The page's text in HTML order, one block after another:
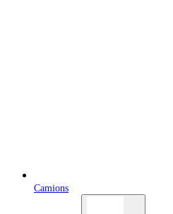
Camions